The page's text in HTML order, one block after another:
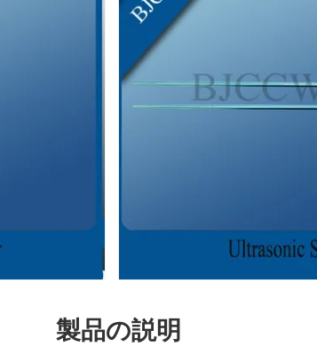
製品の説明